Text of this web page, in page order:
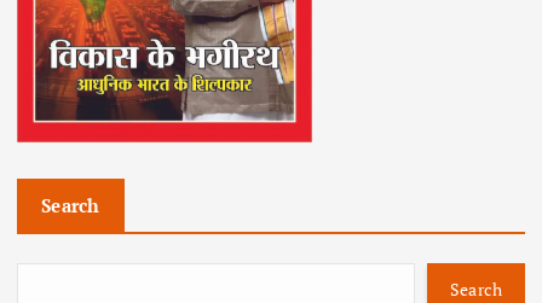
Search
Search